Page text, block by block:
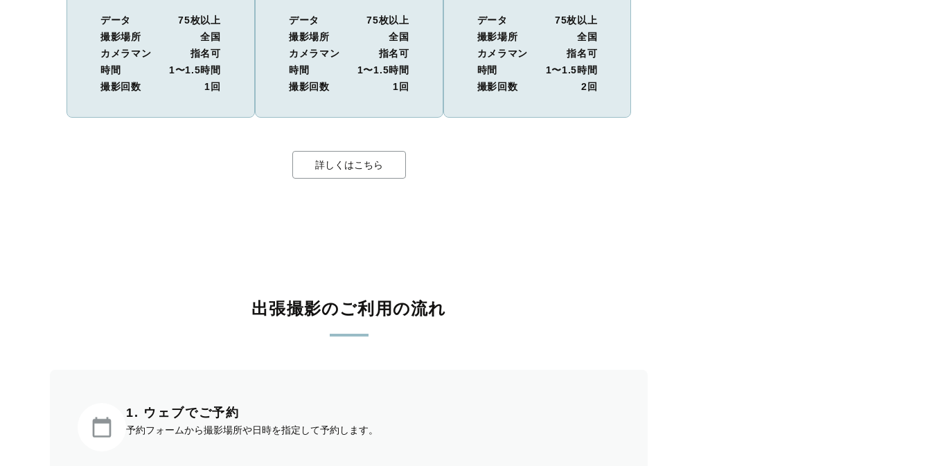
データ
75枚以上
撮影場所
全国
カメラマン
指名可
時間
1〜1.5時間
撮影回数
1回
データ
75枚以上
撮影場所
全国
カメラマン
指名可
時間
1〜1.5時間
撮影回数
1回
データ
75枚以上
撮影場所
全国
カメラマン
指名可
時間
1〜1.5時間
撮影回数
2回
詳しくはこちら
出張撮影のご利用の流れ
1. ウェブでご予約
予約フォームから撮影場所や日時を指定して予約します。